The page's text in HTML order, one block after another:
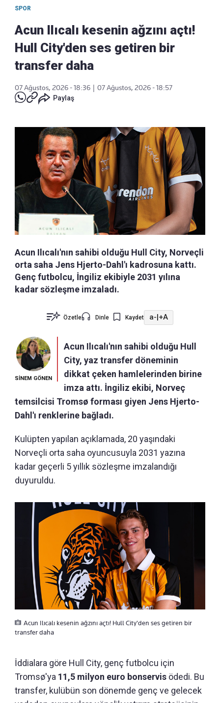
SPOR
Acun Ilıcalı kesenin ağzını açtı!
Hull City'den ses getiren bir
transfer daha
07 Ağustos, 2026 - 18:36
07 Ağustos, 2026 - 18:57
Paylaş
Acun Ilıcalı'nın sahibi olduğu Hull City, Norveçli
orta saha Jens Hjerto-Dahl'ı kadrosuna kattı.
Genç futbolcu, İngiliz ekibiyle 2031 yılına
kadar sözleşme imzaladı.
Özetle Dinle Kaydet a-|+A
SİNEM GÖNEN
Acun Ilıcalı'nın sahibi olduğu Hull
City, yaz transfer döneminin
dikkat çeken hamlelerinden birine
imza attı. İngiliz ekibi, Norveç
temsilcisi Tromsø forması giyen Jens Hjerto-
Dahl'ı renklerine bağladı.
Kulüpten yapılan açıklamada, 20 yaşındaki
Norveçli orta saha oyuncusuyla 2031 yazına
kadar geçerli 5 yıllık sözleşme imzalandığı
duyuruldu.
Acun Ilıcalı kesenin ağzını açtı! Hull City'den ses getiren bir
transfer daha
İddialara göre Hull City, genç futbolcu için
Tromsø'ya 11,5 milyon euro bonservis ödedi. Bu
transfer, kulübün son dönemde genç ve gelecek